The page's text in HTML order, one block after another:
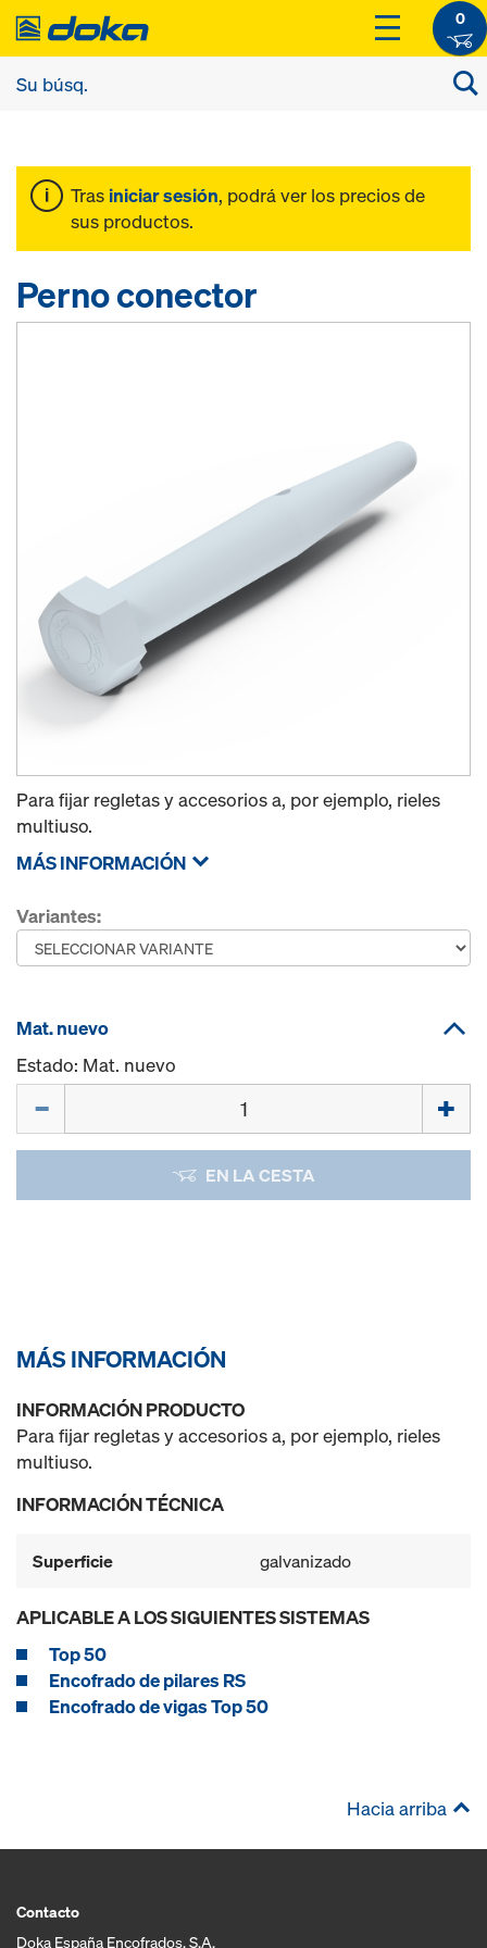
0
Tras iniciar sesión, podrá ver los precios de
sus productos.
Perno conector
Para fijar regletas y accesorios a, por ejemplo, rieles
multiuso.
MÁS INFORMACIÓN
Variantes:
Mat. nuevo
Estado: Mat. nuevo
EN LA CESTA
MÁS INFORMACIÓN
INFORMACIÓN PRODUCTO
Para fijar regletas y accesorios a, por ejemplo, rieles
multiuso.
INFORMACIÓN TÉCNICA
Superficie galvanizado
APLICABLE A LOS SIGUIENTES SISTEMAS
Top 50
Encofrado de pilares RS
Encofrado de vigas Top 50
Hacia arriba
Contacto
Doka España Encofrados, S.A.